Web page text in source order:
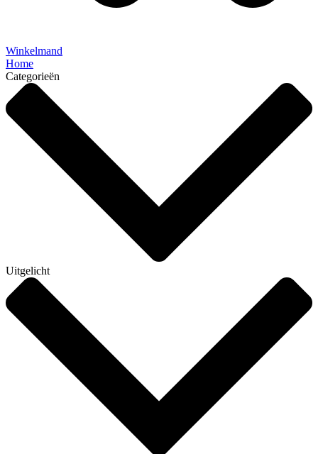
Winkelmand
Home
Categorieën
Uitgelicht